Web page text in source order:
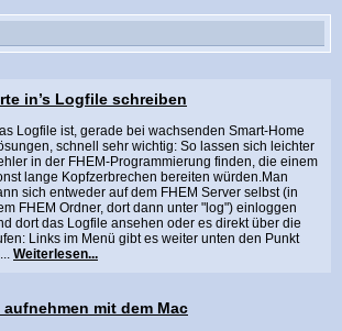
in’s Logfile schreiben
Logfile ist, gerade bei wachsenden Smart-Home
schnell sehr wichtig: So lassen sich leichter
in der FHEM-Programmierung finden, die einem
lange Kopfzerbrechen bereiten würden.Man
sich entweder auf dem FHEM Server selbst (in
FHEM Ordner, dort dann unter "log") einloggen
dort das Logfile ansehen oder es direkt über die
Links im Menü gibt es weiter unten den Punkt
Weiterlesen...
mit dem Mac